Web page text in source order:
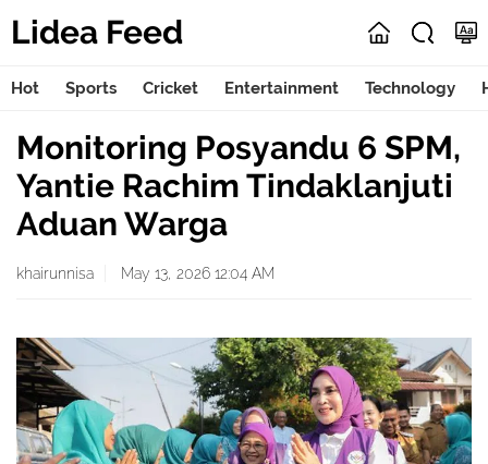
Lidea Feed
Hot Sports Cricket Entertainment Technology
Monitoring Posyandu 6 SPM,
Yantie Rachim Tindaklanjuti
Aduan Warga
khairunnisa May 13, 2026 12:04 AM